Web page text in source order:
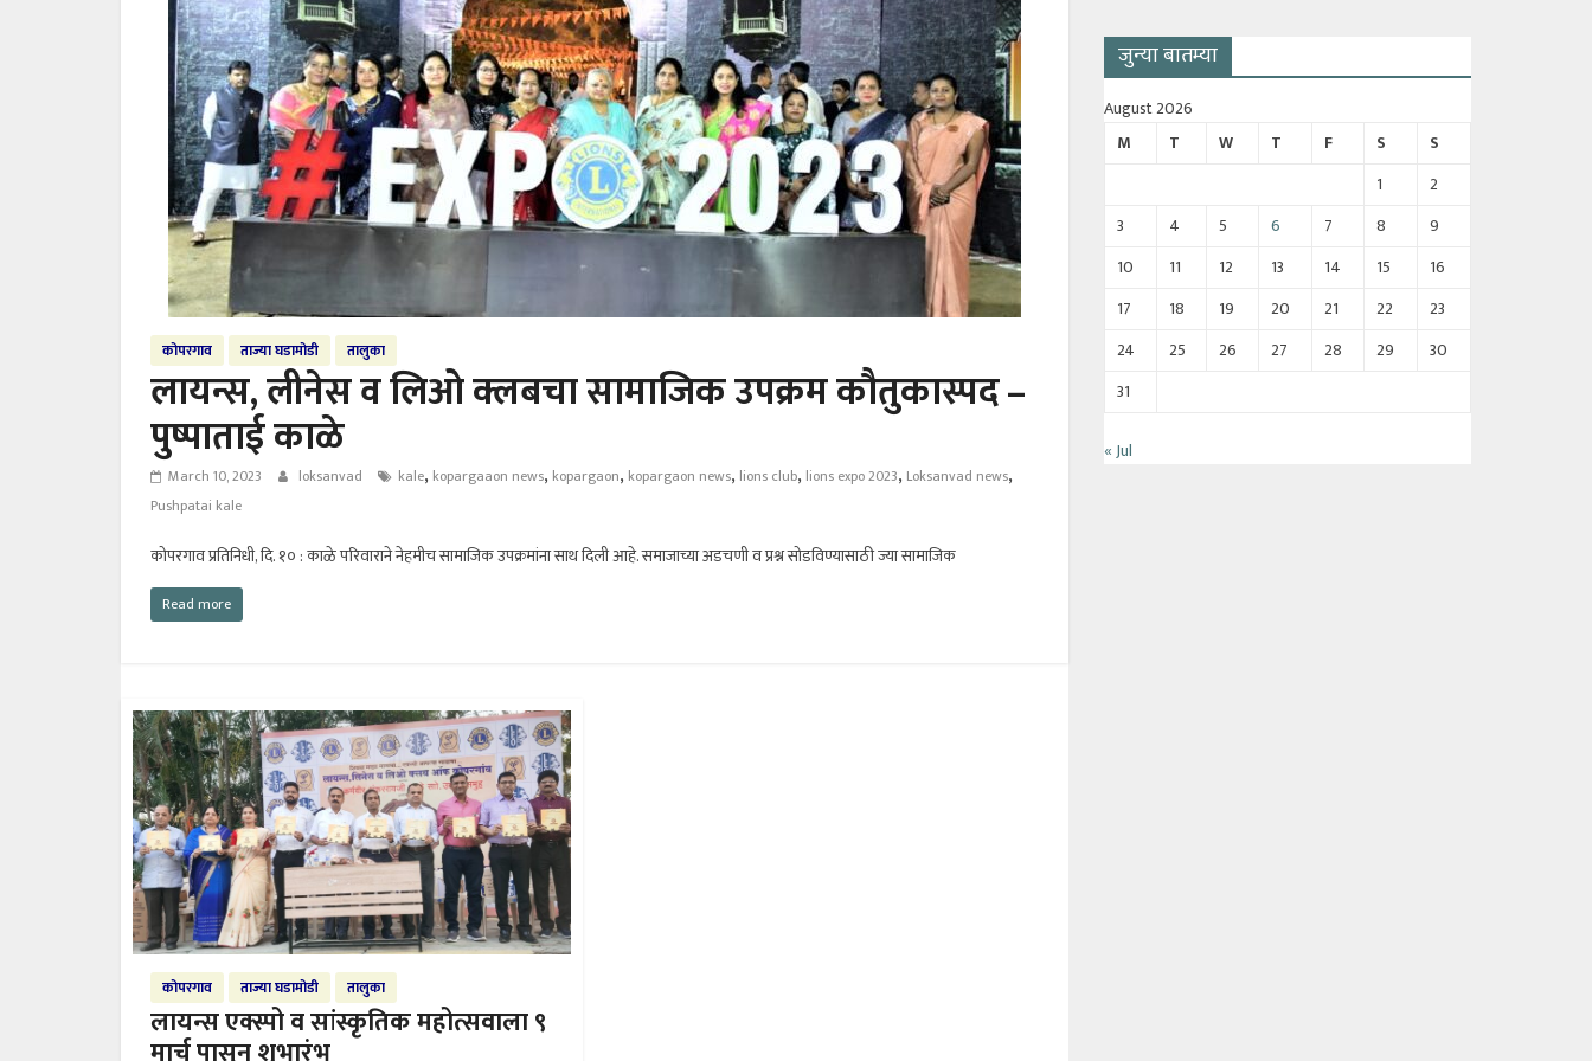
कोपरगाव ताज्या घडामोडी तालुका
लायन्स, लीनेस व लिओ क्लबचा सामाजिक उपक्रम कौतुकास्पद –
पुष्पाताई काळे
March 10, 2023 loksanvad kale, kopargaaon news, kopargaon, kopargaon news, lions club, lions expo 2023, Loksanvad news,
Pushpatai kale
कोपरगाव प्रतिनिधी, दि. १० : काळे परिवाराने नेहमीच सामाजिक उपक्रमांना साथ दिली आहे. समाजाच्या अडचणी व प्रश्न सोडविण्यासाठी ज्या सामाजिक
Read more
कोपरगाव ताज्या घडामोडी तालुका
लायन्स एक्स्पो व सांस्कृतिक महोत्सवाला ९
जुन्या बातम्या
August 2026
M
T W T F S
S
1
2
3
4 5 6 7 8
9
10
11 12 13 14 15
16
17
18 19 20 21 22
23
24
25 26 27 28 29
30
31
« Jul